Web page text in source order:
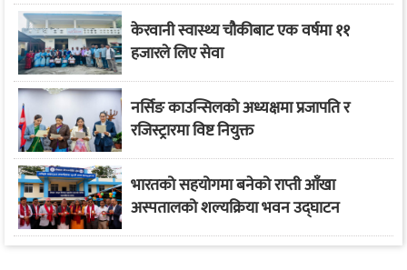
केरवानी स्वास्थ्य चौकीबाट एक वर्षमा ११
हजारले लिए सेवा
नर्सिङ काउन्सिलको अध्यक्षमा प्रजापति र
रजिस्ट्रारमा विष्ट नियुक्त
भारतको सहयोगमा बनेको राप्ती आँखा
अस्पतालको शल्यक्रिया भवन उद्घाटन